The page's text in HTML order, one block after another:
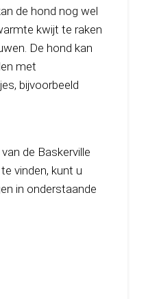
de hond nog wel
kwijt te raken
De hond kan
met
bijvoorbeeld
de Baskerville
vinden, kunt u
in onderstaande